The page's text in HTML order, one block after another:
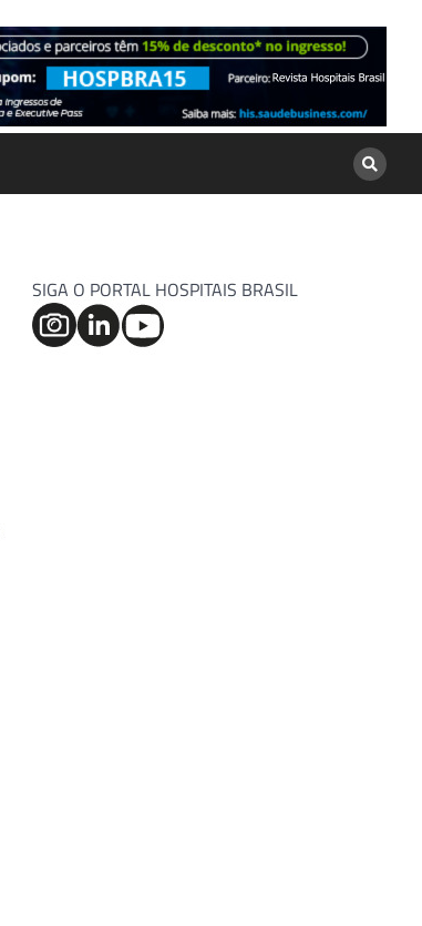
SIGA O PORTAL HOSPITAIS BRASIL